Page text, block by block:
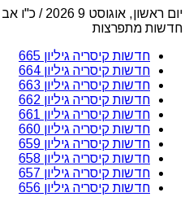
יום ראשון, אוגוסט 9 2026 / כ"ו אב התשפ"ו
חדשות מתפרצות
חדשות קיסריה גיליון 665
חדשות קיסריה גיליון 664
חדשות קיסריה גיליון 663
חדשות קיסריה גיליון 662
חדשות קיסריה גיליון 661
חדשות קיסריה גיליון 660
חדשות קיסריה גיליון 659
חדשות קיסריה גיליון 658
חדשות קיסריה גיליון 657
חדשות קיסריה גיליון 656